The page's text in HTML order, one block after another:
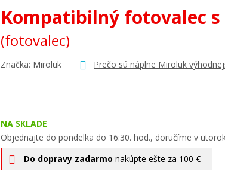
Kompatibilný fotovalec s
(fotovalec)
Značka: Miroluk Prečo sú náplne Miroluk
NA SKLADE
Objednajte do pondelka do 16:30. hod., doručíme v
Do dopravy zadarmo nakúpte ešte za 100 €